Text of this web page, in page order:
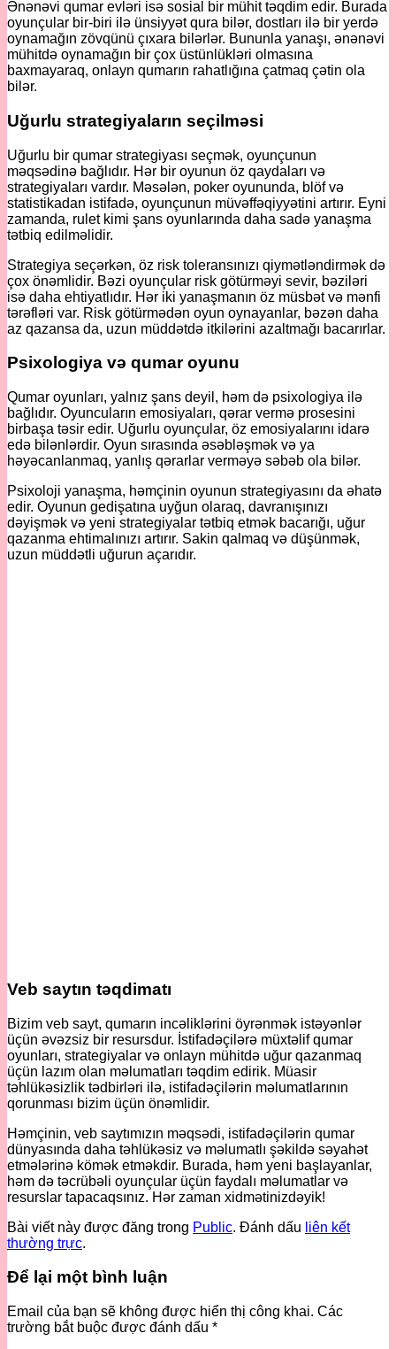
Ənənəvi qumar evləri isə sosial bir mühit təqdim edir. Burada
oyunçular bir-biri ilə ünsiyyət qura bilər, dostları ilə bir yerdə
oynamağın zövqünü çıxara bilərlər. Bununla yanaşı, ənənəvi
mühitdə oynamağın bir çox üstünlükləri olmasına
baxmayaraq, onlayn qumarın rahatlığına çatmaq çətin ola
bilər.
Uğurlu strategiyaların seçilməsi
Uğurlu bir qumar strategiyası seçmək, oyunçunun
məqsədinə bağlıdır. Hər bir oyunun öz qaydaları və
strategiyaları vardır. Məsələn, poker oyununda, blöf və
statistikadan istifadə, oyunçunun müvəffəqiyyətini artırır. Eyni
zamanda, rulet kimi şans oyunlarında daha sadə yanaşma
tətbiq edilməlidir.
Strategiya seçərkən, öz risk toleransınızı qiymətləndirmək də
çox önəmlidir. Bəzi oyunçular risk götürməyi sevir, bəziləri
isə daha ehtiyatlıdır. Hər iki yanaşmanın öz müsbət və mənfi
tərəfləri var. Risk götürmədən oyun oynayanlar, bəzən daha
az qazansa da, uzun müddətdə itkilərini azaltmağı bacarırlar.
Psixologiya və qumar oyunu
Qumar oyunları, yalnız şans deyil, həm də psixologiya ilə
bağlıdır. Oyuncuların emosiyaları, qərar vermə prosesini
birbaşa təsir edir. Uğurlu oyunçular, öz emosiyalarını idarə
edə bilənlərdir. Oyun sırasında əsəbləşmək və ya
həyəcanlanmaq, yanlış qərarlar verməyə səbəb ola bilər.
Psixoloji yanaşma, həmçinin oyunun strategiyasını da əhatə
edir. Oyunun gedişatına uyğun olaraq, davranışınızı
dəyişmək və yeni strategiyalar tətbiq etmək bacarığı, uğur
qazanma ehtimalınızı artırır. Sakin qalmaq və düşünmək,
uzun müddətli uğurun açarıdır.
Veb saytın təqdimatı
Bizim veb sayt, qumarın incəliklərini öyrənmək istəyənlər
üçün əvəzsiz bir resursdur. İstifadəçilərə müxtəlif qumar
oyunları, strategiyalar və onlayn mühitdə uğur qazanmaq
üçün lazım olan məlumatları təqdim edirik. Müasir
təhlükəsizlik tədbirləri ilə, istifadəçilərin məlumatlarının
qorunması bizim üçün önəmlidir.
Həmçinin, veb saytımızın məqsədi, istifadəçilərin qumar
dünyasında daha təhlükəsiz və məlumatlı şəkildə səyahət
etmələrinə kömək etməkdir. Burada, həm yeni başlayanlar,
həm də təcrübəli oyunçular üçün faydalı məlumatlar və
resurslar tapacaqsınız. Hər zaman xidmətinizdəyik!
Bài viết này được đăng trong Public. Đánh dấu liên kết
thường trực.
Để lại một bình luận
Email của bạn sẽ không được hiển thị công khai. Các
trường bắt buộc được đánh dấu *